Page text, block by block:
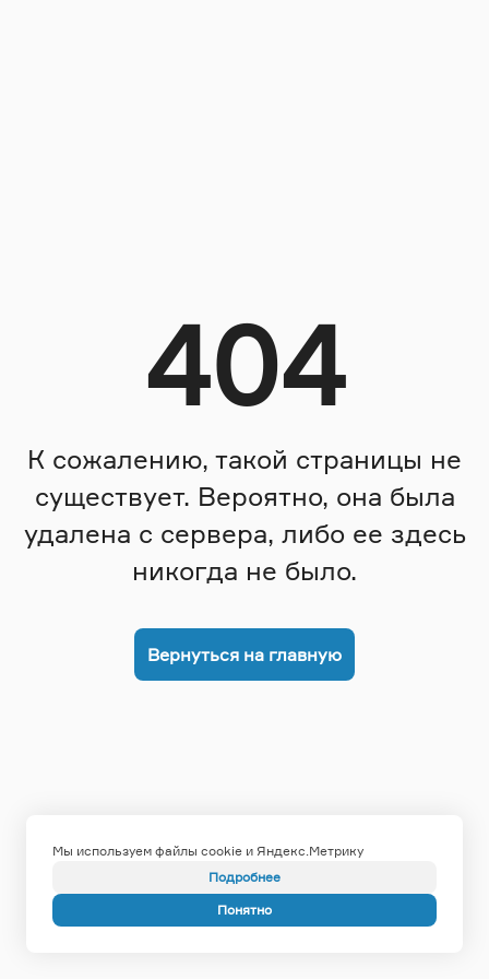
404
К сожалению, такой страницы не
существует. Вероятно, она была
удалена с сервера, либо ее здесь
никогда не было.
Вернуться на главную
Мы используем файлы cookie и Яндекс.Метрику
Подробнее
Понятно